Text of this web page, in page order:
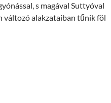
s magával Suttyóval
változó alakzataiban tűnik föl